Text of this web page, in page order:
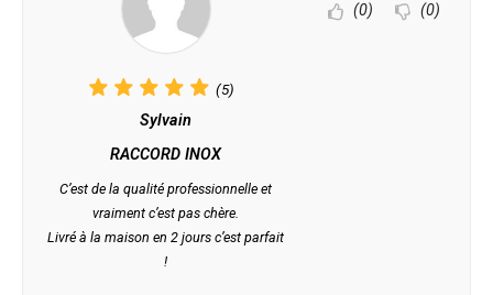
(5)
Sylvain
RACCORD INOX
C’est de la qualité professionnelle et
vraiment c’est pas chère.
Livré à la maison en 2 jours c’est parfait
!
(0) (0)